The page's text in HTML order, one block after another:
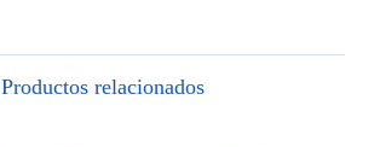
Productos relacionados